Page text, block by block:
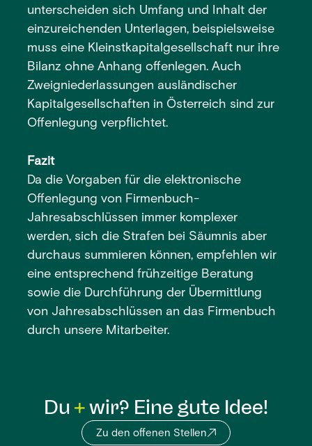
unterscheiden sich Umfang und Inhalt der
einzureichenden Unterlagen, beispielsweise
muss eine Kleinstkapitalgesellschaft nur ihre
Bilanz ohne Anhang offenlegen. Auch
Zweigniederlassungen ausländischer
Kapitalgesellschaften in Österreich sind zur
Offenlegung verpflichtet.
Fazit
Da die Vorgaben für die elektronische
Offenlegung von Firmenbuch-
Jahresabschlüssen immer komplexer
werden, sich die Strafen bei Säumnis aber
durchaus summieren können, empfehlen wir
eine entsprechend frühzeitige Beratung
sowie die Durchführung der Übermittlung
von Jahresabschlüssen an das Firmenbuch
durch unsere Mitarbeiter.
Du wir? Eine gute Idee!
Zu den offenen Stellen